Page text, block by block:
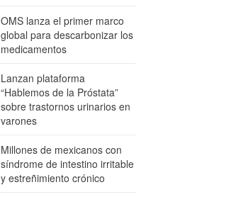
OMS lanza el primer marco
global para descarbonizar los
medicamentos
Lanzan plataforma
“Hablemos de la Próstata”
sobre trastornos urinarios en
varones
Millones de mexicanos con
síndrome de intestino irritable
y estreñimiento crónico